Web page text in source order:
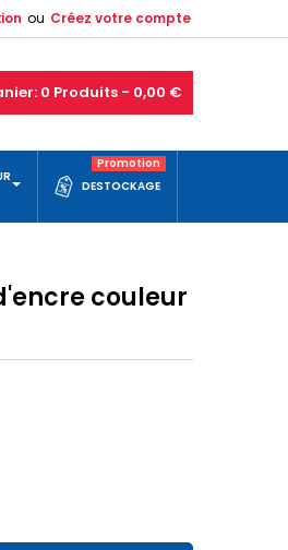
ou Créez votre compte
0 Produits - 0,00 €
DESTOCKAGE
Promotion
couleur